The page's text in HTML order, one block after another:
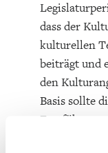
dass der
kulturellen
beiträgt und
den
Basis sollte
Fortführung